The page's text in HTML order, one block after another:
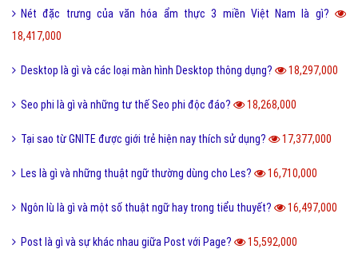
Nét đặc trưng của văn hóa ẩm thực 3 miền Việt Nam là gì?
18,417,000
Desktop là gì và các loại màn hình Desktop thông dụng? 18,297,000
Seo phi là gì và những tư thế Seo phi độc đáo? 18,268,000
Tại sao từ GNITE được giới trẻ hiện nay thích sử dụng? 17,377,000
Les là gì và những thuật ngữ thường dùng cho Les? 16,710,000
Ngôn lù là gì và một số thuật ngữ hay trong tiểu thuyết? 16,497,000
Post là gì và sự khác nhau giữa Post với Page? 15,592,000